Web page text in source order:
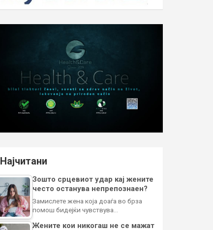
Најчитани
Зошто срцевиот удар кај жените
често останува непрепознаен?
Замислете жена која доаѓа во брза
помош бидејќи чувствува…
Жените кои никогаш не се мажат